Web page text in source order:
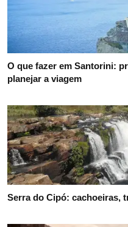
O que fazer em Santorini:
planejar a viagem
Serra do Cipó: cachoeiras,